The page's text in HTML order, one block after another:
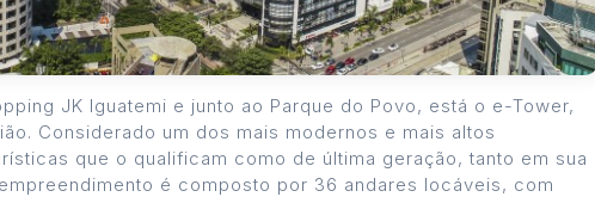
JK Iguatemi e junto ao Parque do Povo, está o e-Tower,
Considerado um dos mais modernos e mais altos
que o qualificam como de última geração, tanto em sua
é composto por 36 andares locáveis, com